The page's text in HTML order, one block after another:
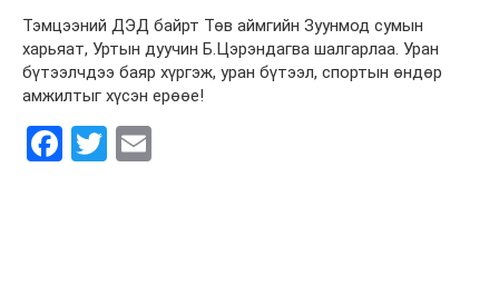
Тэмцээний ДЭД байрт Төв аймгийн Зуунмод сумын
харьяат, Уртын дуучин Б.Цэрэндагва шалгарлаа. Уран
бүтээлчдээ баяр хүргэж, уран бүтээл, спортын өндөр
амжилтыг хүсэн ерөөе!
Facebook
Twitter